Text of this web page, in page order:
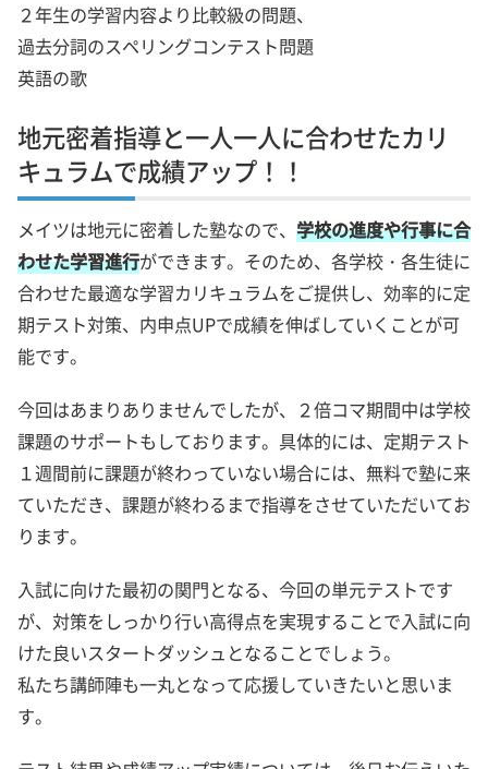
２年生の学習内容より比較級の問題、
過去分詞のスペリングコンテスト問題
英語の歌
地元密着指導と一人一人に合わせたカリ
キュラムで成績アップ！！
メイツは地元に密着した塾なので、 学校の進度や行事に合
わせた学習進行ができます。そのため、各学校・各生徒に
合わせた最適な学習カリキュラムをご提供し、効率的に定
期テスト対策、内申点UPで成績を伸ばしていくことが可
能です。
今回はあまりありませんでしたが、２倍コマ期間中は学校
課題のサポートもしております。具体的には、定期テスト
１週間前に課題が終わっていない場合には、無料で塾に来
ていただき、課題が終わるまで指導をさせていただいてお
ります。
入試に向けた最初の関門となる、今回の単元テストです
が、対策をしっかり行い高得点を実現することで入試に向
けた良いスタートダッシュとなることでしょう。
私たち講師陣も一丸となって応援していきたいと思いま
す。